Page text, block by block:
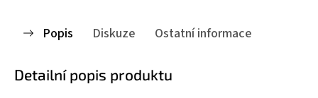
Popis Diskuze Ostatní informace
Detailní popis produktu